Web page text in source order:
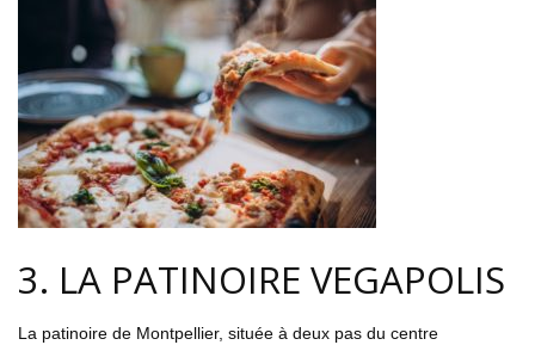
3. LA PATINOIRE VEGAPOLIS
La patinoire de Montpellier, située à deux pas du centre